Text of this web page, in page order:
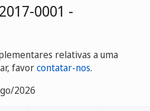
0001 -
relativas a uma
favorcontatar-nos.
2026